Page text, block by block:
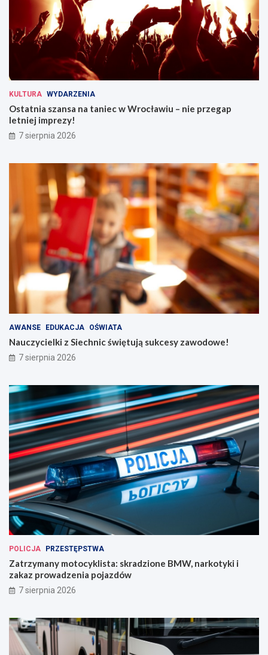
KULTURA WYDARZENIA
Ostatnia szansa na taniec w Wrocławiu – nie przegap
letniej imprezy!
7 sierpnia 2026
AWANSE EDUKACJA OŚWIATA
Nauczycielki z Siechnic świętują sukcesy zawodowe!
7 sierpnia 2026
POLICJA PRZESTĘPSTWA
Zatrzymany motocyklista: skradzione BMW, narkotyki i
zakaz prowadzenia pojazdów
7 sierpnia 2026